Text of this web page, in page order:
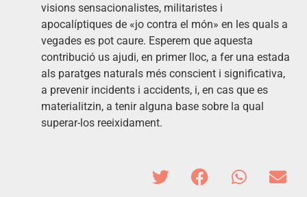
visions sensacionalistes, militaristes i
apocalíptiques de «jo contra el món» en les quals a
vegades es pot caure. Esperem que aquesta
contribució us ajudi, en primer lloc, a fer una estada
als paratges naturals més conscient i significativa,
a prevenir incidents i accidents, i, en cas que es
materialitzin, a tenir alguna base sobre la qual
superar-los reeixidament.